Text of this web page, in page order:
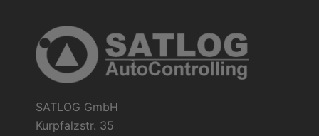
SATLOG GmbH
Kurpfalzstr. 35